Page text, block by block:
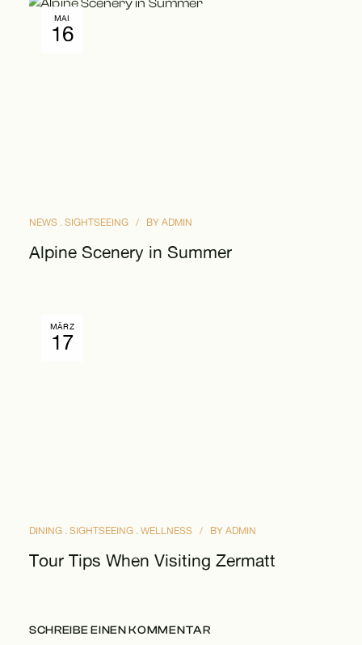
MAI
16
NEWS SIGHTSEEING BY ADMIN
Alpine Scenery in Summer
MÄRZ
17
DINING SIGHTSEEING WELLNESS BY ADMIN
Tour Tips When Visiting Zermatt
SCHREIBE EINEN KOMMENTAR